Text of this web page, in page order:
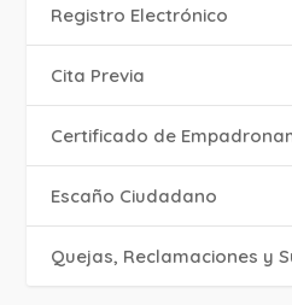
Registro Electrónico
Cita Previa
Certificado de
Escaño Ciudadano
Quejas, Reclamaciones y